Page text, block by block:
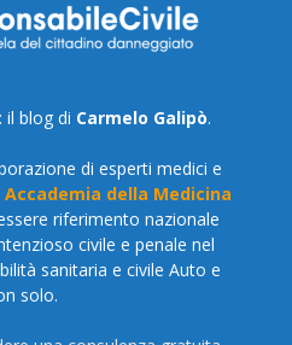
: il blog di Carmelo Galipò.
di esperti medici e
Accademia della Medicina
riferimento nazionale
civile e penale nel
sanitaria e civile Auto e
solo.